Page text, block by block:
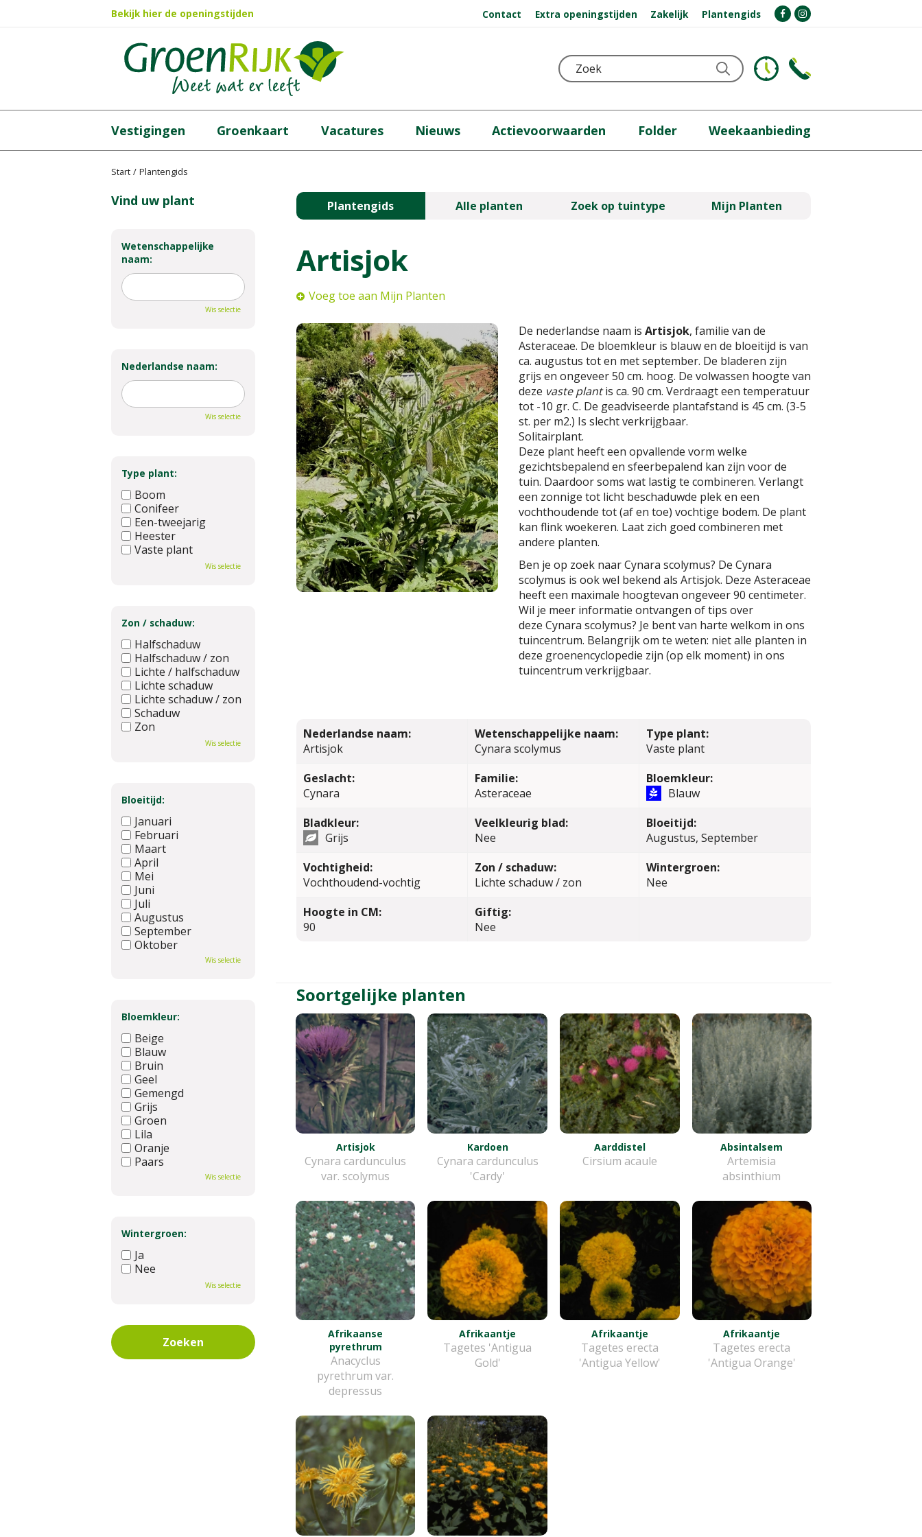
Start Plantengids
Bekijk hier de openingstijden Contact Extra openingstijden Zakelijk Plantengids
Vestigingen Groenkaart Vacatures Nieuws Actievoorwaarden Folder Weekaanbieding
Plantengids Alle planten Zoek op tuintype Mijn Planten
Artisjok
Voeg toe aan Mijn Planten
De nederlandse naam is Artisjok, familie van de
Asteraceae. De bloemkleur is blauw en de bloeitijd is van
ca. augustus tot en met september. De bladeren zijn
grijs en ongeveer 50 cm. hoog. De volwassen hoogte van
deze vaste plantis ca. 90 cm. Verdraagt een temperatuur
tot -10 gr. C. De geadviseerde plantafstand is 45 cm. (3-5
st. per m2.) Is slecht verkrijgbaar.
Solitairplant.
Deze plant heeft een opvallende vorm welke
gezichtsbepalend en sfeerbepalend kan zijn voor de
tuin. Daardoor soms wat lastig te combineren. Verlangt
een zonnige tot licht beschaduwde plek en een
vochthoudende tot (af en toe) vochtige bodem. De plant
kan flink woekeren. Laat zich goed combineren met
andere planten.
Ben je op zoek naar Cynara scolymus? De Cynara
scolymus is ook wel bekend als Artisjok. Deze Asteraceae
heeft een maximale hoogtevan ongeveer 90 centimeter.
Wil je meer informatie ontvangen of tips over
deze Cynara scolymus? Je bent van harte welkom in ons
tuincentrum. Belangrijk om te weten: niet alle planten in
deze groenencyclopedie zijn (op elk moment) in ons
tuincentrum verkrijgbaar.
Nederlandse naam:
Artisjok
Wetenschappelijke naam:
Cynara scolymus
Type plant:
Vaste plant
Geslacht:
Cynara
Familie:
Asteraceae
Bloemkleur:
Blauw
Bladkleur:
Grijs
Veelkleurig blad:
Nee
Bloeitijd:
Augustus, September
Vochtigheid:
Vochthoudend-vochtig
Zon / schaduw:
Lichte schaduw / zon
Wintergroen:
Nee
Hoogte in CM:
90
Giftig:
Nee
Soortgelijke planten
Artisjok
Cynara cardunculus
var. scolymus
Kardoen
Cynara cardunculus
'Cardy'
Aarddistel
Cirsium acaule
Absintalsem
Artemisia
absinthium
Afrikaanse
pyrethrum
Anacyclus
pyrethrum var.
depressus
Afrikaantje
Tagetes 'Antigua
Gold'
Afrikaantje
Tagetes erecta
'Antigua Yellow'
Afrikaantje
Tagetes erecta
'Antigua Orange'
Vind uw plant
Wetenschappelijke
naam:
Wis selectie
Nederlandse naam:
Wis selectie
Type plant:
Boom
Conifeer
Een-tweejarig
Heester
Vaste plant
Wis selectie
Zon / schaduw:
Halfschaduw
Halfschaduw / zon
Lichte / halfschaduw
Lichte schaduw
Lichte schaduw / zon
Schaduw
Zon
Wis selectie
Bloeitijd:
Januari
Februari
Maart
April
Mei
Juni
Juli
Augustus
September
Oktober
Wis selectie
Bloemkleur:
Beige
Blauw
Bruin
Geel
Gemengd
Grijs
Groen
Lila
Oranje
Paars
Wis selectie
Wintergroen:
Ja
Nee
Wis selectie